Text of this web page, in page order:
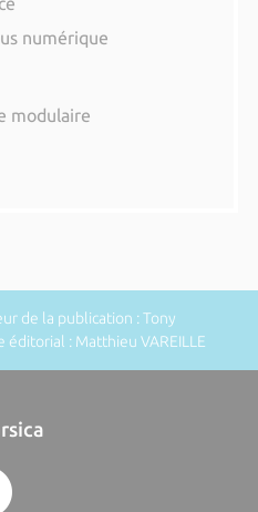
numérique
modulaire
de la publication : Tony
: Matthieu VAREILLE